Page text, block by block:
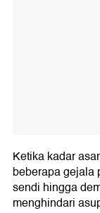
Ketika kadar
beberapa gejala
sendi hingga
menghindari